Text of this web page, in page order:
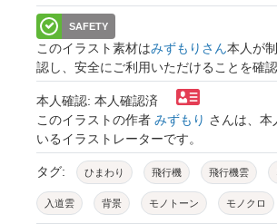
SAFETY
このイラスト素材はみずもりさん本人が
認し、安全にご利用いただけることを確認
本人確認: 本人確認済
このイラストの作者 みずもり さんは、本
いるイラストレーターです。
タグ: ひまわり 飛行機 飛行機雲
入道雲 背景 モノトーン モノクロ